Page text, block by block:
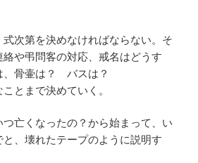
次第を決めなければならない。そ
や弔問客の対応、戒名はどうす
骨壷は？ バスは？
とまで決めていく。
亡くなったの？から始まって、い
、壊れたテープのように説明す